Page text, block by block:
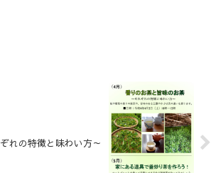
れの特徴と味わい方～